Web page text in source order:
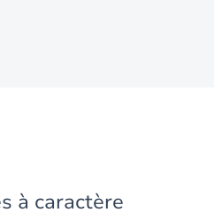
à caractère